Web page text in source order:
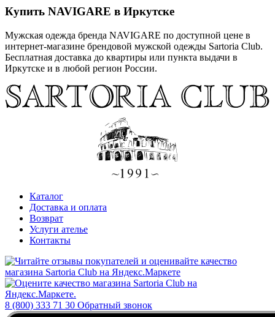
Купить NAVIGARE в Иркутске
Мужская одежда бренда NAVIGARE по доступной цене в
интернет-магазине брендовой мужской одежды Sartoria Club.
Бесплатная доставка до квартиры или пункта выдачи в
Иркутске и в любой регион России.
Каталог
Доставка и оплата
Возврат
Услуги ателье
Контакты
8 (800) 333 71 30 Обратный звонок